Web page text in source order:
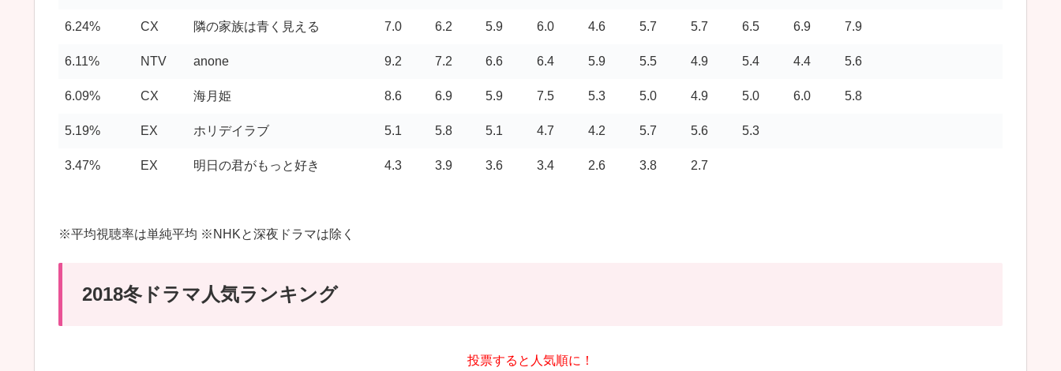
6.24% CX 隣の家族は青く見える 7.0 6.2 5.9 6.0 4.6 5.7 5.7 6.5 6.9 7.9
6.11% NTV anone 9.2 7.2 6.6 6.4 5.9 5.5 4.9 5.4 4.4 5.6
6.09% CX 海月姫 8.6 6.9 5.9 7.5 5.3 5.0 4.9 5.0 6.0 5.8
5.19% EX ホリデイラブ 5.1 5.8 5.1 4.7 4.2 5.7 5.6 5.3
3.47% EX 明日の君がもっと好き 4.3 3.9 3.6 3.4 2.6 3.8 2.7
※平均視聴率は単純平均 ※NHKと深夜ドラマは除く
2018冬ドラマ人気ランキング
投票すると人気順に！